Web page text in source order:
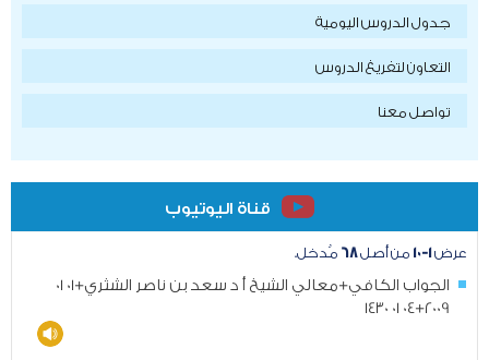
جدول الدروس اليومية
التعاون لتفريغ الدروس
تواصل معنا
قناة اليوتيوب
عرض١-١٠ من أصل٦٨ مُدخل.
الجواب الكافي+معالي الشيخ أ د سعد بن ناصر الشثري+01 01
2009+04 01 1430